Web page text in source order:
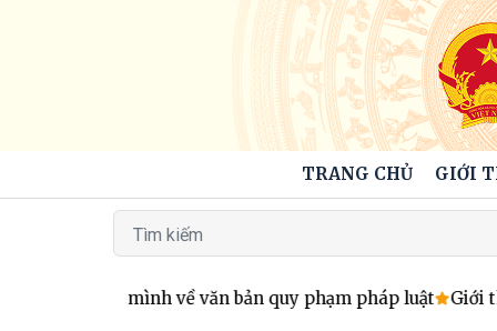
TRANG CHỦ GIỚI
kiến của mình về văn bản quy phạm pháp luật Giới